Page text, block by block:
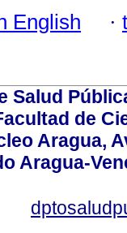
English ·
Salud
de
Aragua,
Aragua-